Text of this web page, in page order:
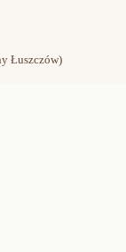
Łuszczów)